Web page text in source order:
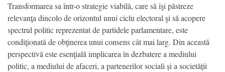
Transformarea sa într-o strategie viabilă, care să îşi păstreze
relevanţa dincolo de orizontul unui ciclu electoral şi să acopere
spectrul politic reprezentat de partidele parlamentare, este
condiţionată de obţinerea unui consens cât mai larg. Din această
perspectivă este esenţială implicarea în dezbatere a mediului
politic, a mediului de afaceri, a partenerilor sociali și a societății